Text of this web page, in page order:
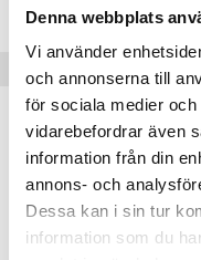
Denna webbplats
Vi använder
och annonserna till
för sociala medier
vidarebefordrar även
information från din
annons- och
Dessa kan i sin tur
information som du
intoleranssi